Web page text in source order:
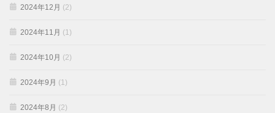
2024年12月 (2)
2024年11月 (1)
2024年10月 (2)
2024年9月 (1)
2024年8月 (2)